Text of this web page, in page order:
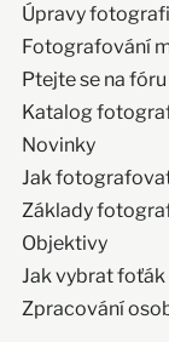
Úpravy
Fotografování
Ptejte se na fóru
Katalog
Novinky
Jak
Základy
Objektivy
Jak vybrat foťák
Zpracování